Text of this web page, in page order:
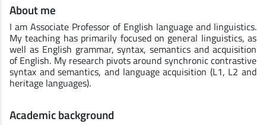
About me
I am Associate Professor of English language and linguistics.
My teaching has primarily focused on general linguistics, as
well as English grammar, syntax, semantics and acquisition
of English. My research pivots around synchronic contrastive
syntax and semantics, and language acquisition (L1, L2 and
heritage languages).
Academic background